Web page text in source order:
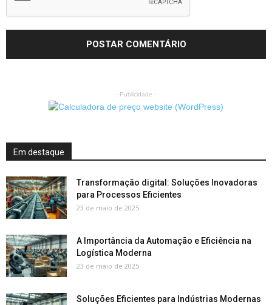
- Publicidade -
Em destaque
Transformação digital: Soluções Inovadoras
para Processos Eficientes
23 de maio de 2025
A Importância da Automação e Eficiência na
Logística Moderna
23 de maio de 2025
Soluções Eficientes para Indústrias Modernas